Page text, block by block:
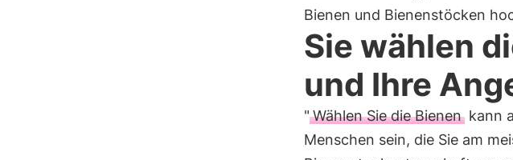
Bienen und Bienenstöcken
Sie wählen
und Ihre
" Wählen Sie die Bienenkann
Menschen sein, die Sie am